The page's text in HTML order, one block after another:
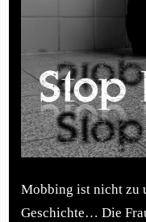
Mobbing ist nicht zu
Geschichte… Die